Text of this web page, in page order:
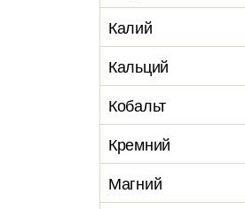
Калий
Кальций
Кобальт
Кремний
Магний